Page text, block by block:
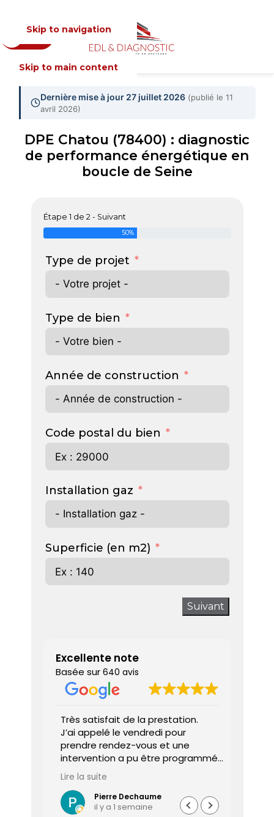
Skip to navigation
Skip to main content
MENU
Dernière mise à jour 27 juillet 2026 (publié le 11
avril 2026)
DPE Chatou (78400) : diagnostic
de performance énergétique en
boucle de Seine
Étape 1 de 2 - Suivant
50%
Type de projet
Type de bien
Année de construction
Code postal du bien
Installation gaz
Superficie (en m2)
Suivant
Excellente note
Basée sur 640 avis
Très satisfait de la prestation.
J’ai appelé le vendredi pour
prendre rendez-vous et une
intervention a pu être programmée
dès le lundi matin.
Le diagnostiqueur est arrivé à
l’heure, a été très professionnel,
efficace et a pris le temps de
Lire la suite
Pierre Dechaume
il y a 1 semaine